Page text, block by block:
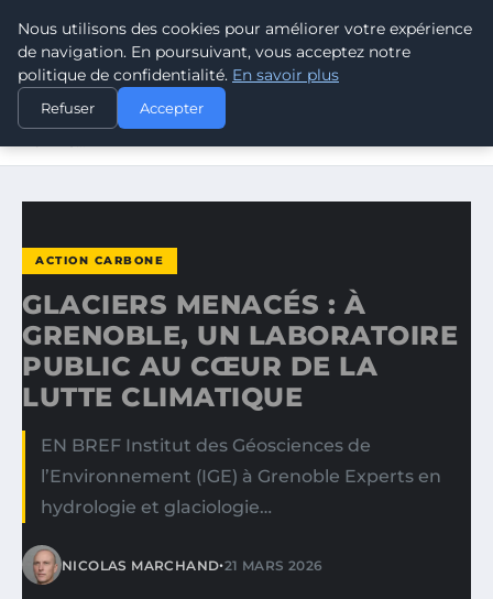
CLIMATE RESPONSE BLOG
ACCUEIL
ACTION CARBONE
GLACIERS MENACÉS : À GRENOBLE, UN LABORATOIRE
ACTION CARBONE
GLACIERS MENACÉS : À
GRENOBLE, UN LABORATOIRE
PUBLIC AU CŒUR DE LA
LUTTE CLIMATIQUE
EN BREF Institut des Géosciences de
l’Environnement (IGE) à Grenoble Experts en
hydrologie et glaciologie…
NICOLAS MARCHAND•21 MARS 2026
Nous utilisons des cookies pour améliorer votre expérience
de navigation. En poursuivant, vous acceptez notre
politique de confidentialité. En savoir plus
Refuser Accepter